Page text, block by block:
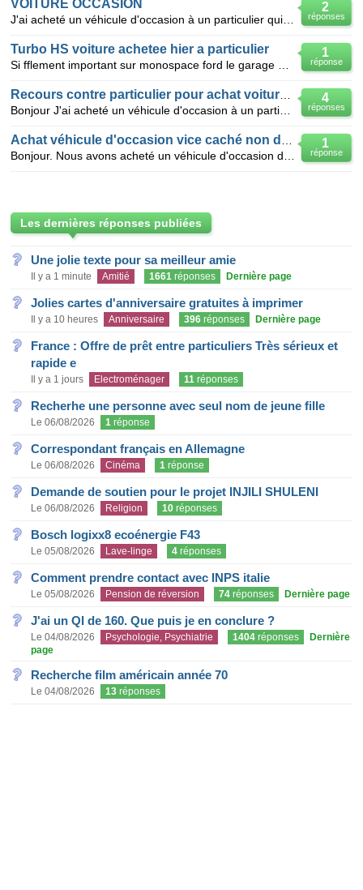
2
réponses
VOITURE OCCASION
1
réponse
Turbo HS voiture achetee hier a particulier
4
réponses
1
réponse
Les dernières réponses publiées
Une jolie texte pour sa meilleur amie
Il y a 1 minute Amitié 1661 réponses Dernière page
Jolies cartes d'anniversaire gratuites à imprimer
Il y a 10 heures Anniversaire 396 réponses Dernière page
France : Offre de prêt entre particuliers Très sérieux et
rapide e
Il y a 1 jours Electroménager 11 réponses
Recherhe une personne avec seul nom de jeune fille
Le 06/08/2026 1 réponse
Correspondant français en Allemagne
Le 06/08/2026 Cinéma 1 réponse
Demande de soutien pour le projet INJILI SHULENI
Le 06/08/2026 Religion 10 réponses
Bosch logixx8 ecoénergie F43
Le 05/08/2026 Lave-linge 4 réponses
Comment prendre contact avec INPS italie
Le 05/08/2026 Pension de réversion 74 réponses Dernière page
J'ai un QI de 160. Que puis je en conclure ?
Le 04/08/2026 Psychologie, Psychiatrie 1404 réponses
Dernière
page
Recherche film américain année 70
Le 04/08/2026 13 réponses